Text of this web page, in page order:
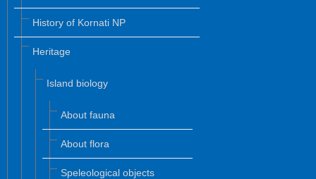
History of Kornati NP
Heritage
Island biology
About fauna
About flora
Speleological objects